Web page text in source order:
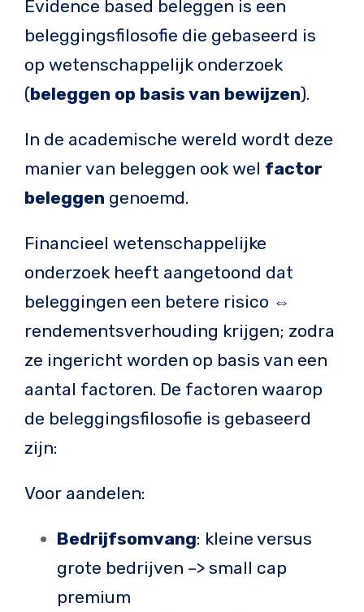
Evidence based beleggen is een
beleggingsfilosofie die gebaseerd is
op wetenschappelijk onderzoek
(beleggen op basis van bewijzen).
In de academische wereld wordt deze
manier van beleggen ook wel factor
beleggen genoemd.
Financieel wetenschappelijke
onderzoek heeft aangetoond dat
beleggingen een betere risico ⇔
rendementsverhouding krijgen; zodra
ze ingericht worden op basis van een
aantal factoren. De factoren waarop
de beleggingsfilosofie is gebaseerd
zijn:
Voor aandelen:
Bedrijfsomvang: kleine versus
grote bedrijven –> small cap
premium